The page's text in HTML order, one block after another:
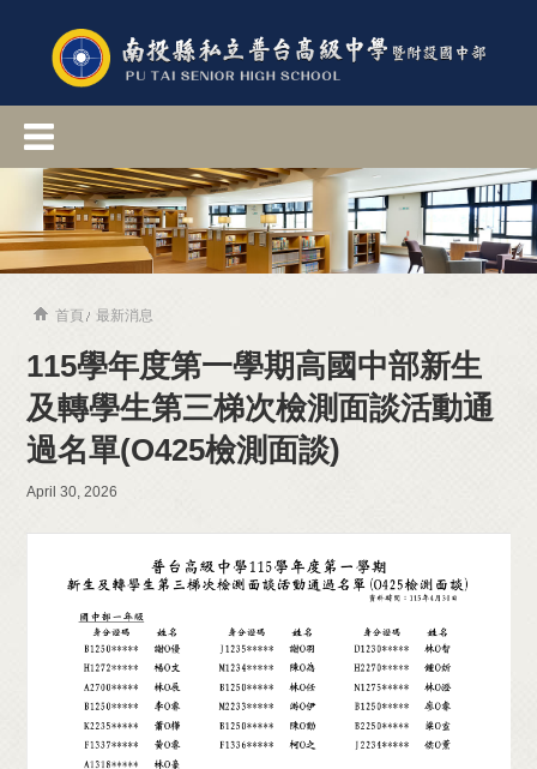
首頁 最新消息
115學年度第一學期高國中部新生
及轉學生第三梯次檢測面談活動通
過名單(O425檢測面談)
April 30, 2026